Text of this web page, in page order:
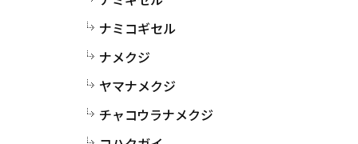
ナミコギセル
ナメクジ
ヤマナメクジ
チャコウラナメクジ